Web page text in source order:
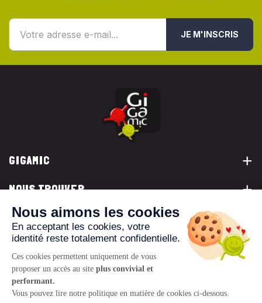
JE M'INSCRIS
GIGAMIC
NOUS TROUVER
VOUS ÊTES...
NOUS CONTACTER
© 2026 www.gigamic.com
Mentions légales